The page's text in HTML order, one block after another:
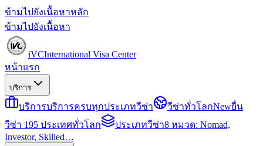
ข้ามไปยังเนื้อหาหลัก
ข้ามไปยังเนื้อหา
iVCInternational Visa Center
หน้าแรก
บริการ
บริการบริการครบทุกประเภทวีซ่า วีซ่าทั่วโลกNewยื่น
วีซ่า 195 ประเทศทั่วโลก
ประเภทวีซ่า8 หมวด: Nomad,
Investor, Skilled…